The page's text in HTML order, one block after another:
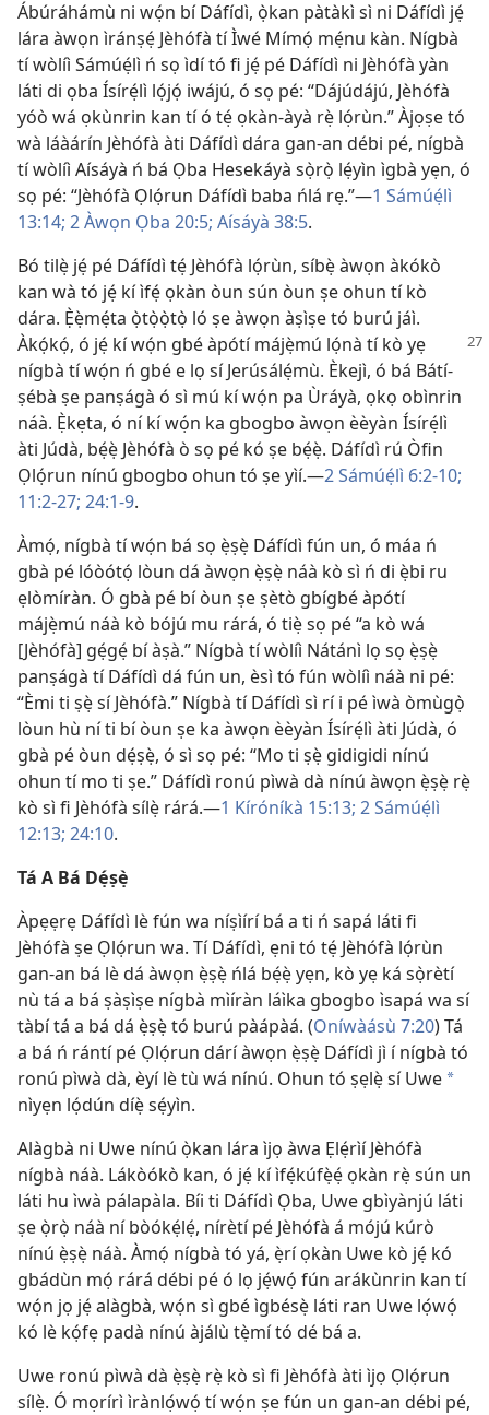
Ábúráhámù ni wọ́n bí Dáfídì, ọ̀kan pàtàkì sì ni Dáfídì jẹ́
lára àwọn ìránṣẹ́ Jèhófà tí Ìwé Mímọ́ mẹ́nu kàn. Nígbà
tí wòlíì Sámúẹ́lì ń sọ ìdí tó fi jẹ́ pé Dáfídì ni Jèhófà yàn
láti di ọba Ísírẹ́lì lọ́jọ́ iwájú, ó sọ pé: “Dájúdájú, Jèhófà
yóò wá ọkùnrin kan tí ó tẹ́ ọkàn-àyà rẹ̀ lọ́rùn.” Àjọṣe tó
wà láàárín Jèhófà àti Dáfídì dára gan-an débi pé, nígbà
tí wòlíì Aísáyà ń bá Ọba Hesekáyà sọ̀rọ̀ lẹ́yìn ìgbà yẹn, ó
sọ pé: “Jèhófà Ọlọ́run Dáfídì baba ńlá rẹ.”—1 Sámúẹ́lì
13:14; 2 Àwọn Ọba 20:5; Aísáyà 38:5.
Bó tilẹ̀ jẹ́ pé Dáfídì tẹ́ Jèhófà lọ́rùn, síbẹ̀ àwọn àkókò
kan wà tó jẹ́ kí ìfẹ́ ọkàn òun sún òun ṣe ohun tí kò
dára. Ẹ̀ẹ̀mẹ́ta ọ̀tọ̀ọ̀tọ̀ ló ṣe àwọn àṣìṣe tó burú jáì.
Àkọ́kọ́, ó jẹ́ kí wọ́n gbé àpótí májẹ̀mú lọ́nà tí kò yẹ
nígbà tí wọ́n ń gbé e lọ sí Jerúsálẹ́mù. Èkejì, ó bá Bátí-
ṣébà ṣe panṣágà ó sì mú kí wọ́n pa Ùráyà, ọkọ obìnrin
náà. Ẹ̀kẹta, ó ní kí wọ́n ka gbogbo àwọn èèyàn Ísírẹ́lì
àti Júdà, bẹ́ẹ̀ Jèhófà ò sọ pé kó ṣe bẹ́ẹ̀. Dáfídì rú Òfin
Ọlọ́run nínú gbogbo ohun tó ṣe yìí.—2 Sámúẹ́lì 6:2-10;
11:2-27; 24:1-9.
Àmọ́, nígbà tí wọ́n bá sọ ẹ̀ṣẹ̀ Dáfídì fún un, ó máa ń
gbà pé lóòótọ́ lòun dá àwọn ẹ̀ṣẹ̀ náà kò sì ń di ẹ̀bi ru
ẹlòmíràn. Ó gbà pé bí òun ṣe ṣètò gbígbé àpótí
májẹ̀mú náà kò bójú mu rárá, ó tiẹ̀ sọ pé “a kò wá
[Jèhófà] gẹ́gẹ́ bí àṣà.” Nígbà tí wòlíì Nátánì lọ sọ ẹ̀ṣẹ̀
panṣágà tí Dáfídì dá fún un, èsì tó fún wòlíì náà ni pé:
“Èmi ti ṣẹ̀ sí Jèhófà.” Nígbà tí Dáfídì sì rí i pé ìwà òmùgọ̀
lòun hù ní ti bí òun ṣe ka àwọn èèyàn Ísírẹ́lì àti Júdà, ó
gbà pé òun dẹ́ṣẹ̀, ó sì sọ pé: “Mo ti ṣẹ̀ gidigidi nínú
ohun tí mo ti ṣe.” Dáfídì ronú pìwà dà nínú àwọn ẹ̀ṣẹ̀ rẹ̀
kò sì fi Jèhófà sílẹ̀ rárá.—1 Kíróníkà 15:13; 2 Sámúẹ́lì
12:13; 24:10.
Tá A Bá Dẹ́ṣẹ̀
Àpẹẹrẹ Dáfídì lè fún wa níṣìírí bá a ti ń sapá láti fi
Jèhófà ṣe Ọlọ́run wa. Tí Dáfídì, ẹni tó tẹ́ Jèhófà lọ́rùn
gan-an bá lè dá àwọn ẹ̀ṣẹ̀ ńlá bẹ́ẹ̀ yẹn, kò yẹ ká sọ̀rètí
nù tá a bá ṣàṣìṣe nígbà mìíràn láìka gbogbo ìsapá wa sí
tàbí tá a bá dá ẹ̀ṣẹ̀ tó burú pàápàá. (Oníwàásù 7:20) Tá
a bá ń rántí pé Ọlọ́run dárí àwọn ẹ̀ṣẹ̀ Dáfídì jì í nígbà tó
ronú pìwà dà, èyí lè tù wá nínú. Ohun tó ṣẹlẹ̀ sí Uwe a
nìyẹn lọ́dún díẹ̀ sẹ́yìn.
Alàgbà ni Uwe nínú ọ̀kan lára ìjọ àwa Ẹlẹ́rìí Jèhófà
nígbà náà. Lákòókò kan, ó jẹ́ kí ìfẹ́kúfẹ̀ẹ́ ọkàn rẹ̀ sún un
láti hu ìwà pálapàla. Bíi ti Dáfídì Ọba, Uwe gbìyànjú láti
ṣe ọ̀rọ̀ náà ní bòókẹ́lẹ́, nírètí pé Jèhófà á mójú kúrò
nínú ẹ̀ṣẹ̀ náà. Àmọ́ nígbà tó yá, ẹ̀rí ọkàn Uwe kò jẹ́ kó
gbádùn mọ́ rárá débi pé ó lọ jẹ́wọ́ fún arákùnrin kan tí
wọ́n jọ jẹ́ alàgbà, wọ́n sì gbé ìgbésẹ̀ láti ran Uwe lọ́wọ́
kó lè kọ́fẹ padà nínú àjálù tẹ̀mí tó dé bá a.
Uwe ronú pìwà dà ẹ̀ṣẹ̀ rẹ̀ kò sì fi Jèhófà àti ìjọ Ọlọ́run
sílẹ̀. Ó mọrírì ìrànlọ́wọ́ tí wọ́n ṣe fún un gan-an débi pé,